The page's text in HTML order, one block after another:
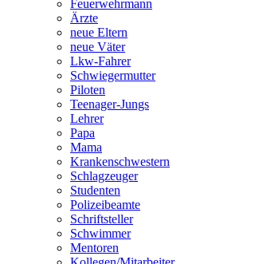
Feuerwehrmann
Ärzte
neue Eltern
neue Väter
Lkw-Fahrer
Schwiegermutter
Piloten
Teenager-Jungs
Lehrer
Papa
Mama
Krankenschwestern
Schlagzeuger
Studenten
Polizeibeamte
Schriftsteller
Schwimmer
Mentoren